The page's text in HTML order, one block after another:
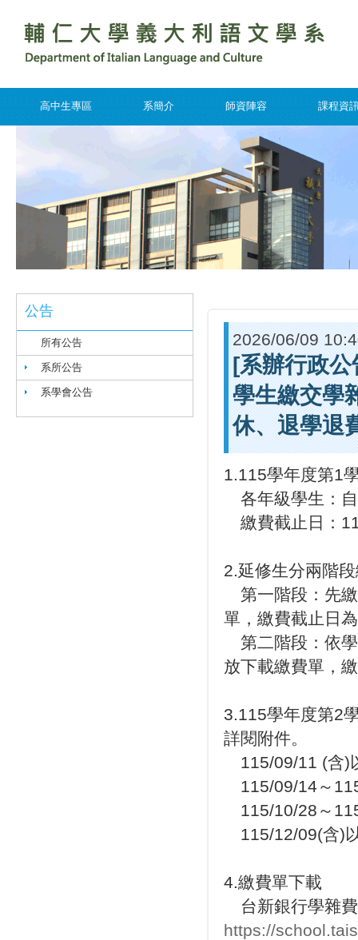
高中生專區 系簡介 師資陣容 課程資
公告
所有公告
系所公告
系學會公告
2026/06/09
[系辦行政
學生繳交學
休、退學退
1.115學年度第1
各年級學生：
繳費截止日：
2.延修生分兩階
第一階段：先
單，繳費截止日
第二階段：依
放下載繳費單，
3.115學年度第2
詳閱附件。
115/09/11 (含)
115/09/14～
115/10/28～
115/12/09(含)
4.繳費單下載
台新銀行學雜
https://